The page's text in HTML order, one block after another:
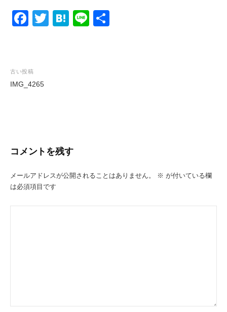
F
e
b
T
H
Li
投
稿
ー
ョ
ン
古い投稿
IMG_4265
コメントを残す
メールアドレスが公開されることはありません。 ※ が付いている欄
は必須項目です